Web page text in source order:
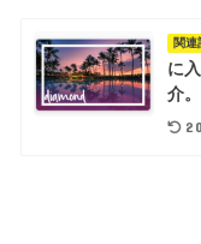
関連
に
介